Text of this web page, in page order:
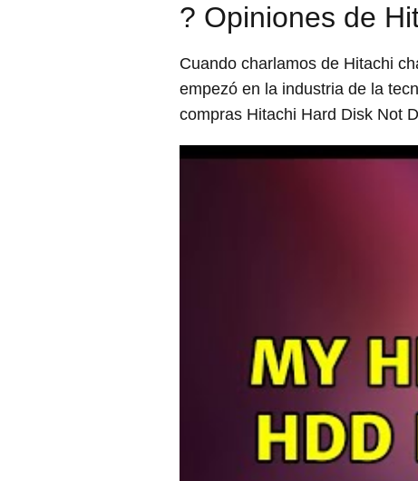
? Opiniones de
Cuando charlamos de Hitachi
empezó en la industria de la
compras Hitachi Hard Disk Not